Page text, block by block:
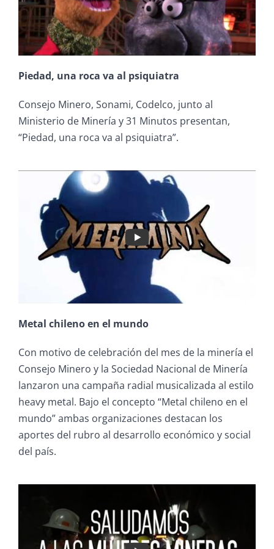
Piedad, una roca va al psiquiatra
Consejo Minero, Sonami, Codelco, junto al
Ministerio de Minería y 31 Minutos presentan,
“Piedad, una roca va al psiquiatra”.
Metal chileno en el mundo
Con motivo de celebración del mes de la minería el
Consejo Minero y la Sociedad Nacional de Minería
lanzaron una campaña radial musicalizada al estilo
heavy metal. Bajo el concepto “Metal chileno en el
mundo” ambas organizaciones destacan los
aportes del rubro al desarrollo económico y social
del país.